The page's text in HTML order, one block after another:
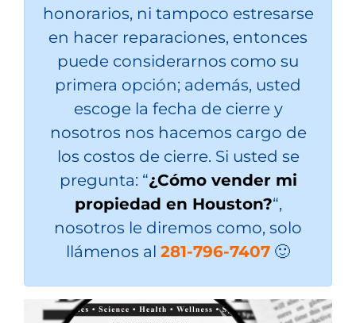
honorarios, ni tampoco estresarse
en hacer reparaciones, entonces
puede considerarnos como su
primera opción; además, usted
escoge la fecha de cierre y
nosotros nos hacemos cargo de
los costos de cierre. Si usted se
pregunta: “¿Cómo vender mi
propiedad en Houston?“,
nosotros le diremos como, solo
llámenos al 281-796-7407 🙂